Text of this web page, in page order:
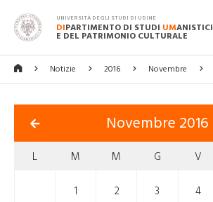
UNIVERSITÀ DEGLI STUDI DI UDINE
DIPARTIMENTO DI STUDI UMANISTICI
E DEL PATRIMONIO CULTURALE
Notizie 2016 Novembre
Novembre 2016
L M M G V
1 2 3 4